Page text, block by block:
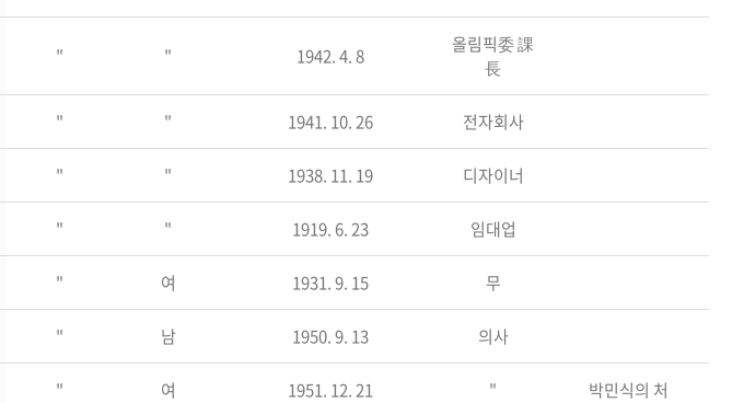
" " 1942. 4. 8
올림픽委 課
長
" " 1941. 10. 26 전자회사
" " 1938. 11. 19 디자이너
" " 1919. 6. 23 임대업
" 여 1931. 9. 15 무
" 남 1950. 9. 13 의사
" 여 1951. 12. 21 " 박민식의 처